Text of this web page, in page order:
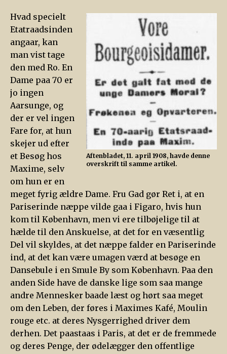
Aftenbladet, 11. april 1908, havde denne
overskrift til samme artikel.
Hvad specielt
Etatraadsinden
angaar, kan
man vist tage
den med Ro. En
Dame paa 70 er
jo ingen
Aarsunge, og
der er vel ingen
Fare for, at hun
skejer ud efter
et Besøg hos
Maxime, selv
om hun er en
meget fyrig ældre Dame. Fru Gad gør Ret i, at en
Pariserinde næppe vilde gaa i Figaro, hvis hun
kom til København, men vi ere tilbøjelige til at
hælde til den Anskuelse, at det for en væsentlig
Del vil skyldes, at det næppe falder en Pariserinde
ind, at det kan være umagen værd at besøge en
Dansebule i en Smule By som København. Paa den
anden Side have de danske lige som saa mange
andre Mennesker baade læst og hørt saa meget
om den Leben, der føres i Maximes Kafé, Moulin
rouge etc. at deres Nysgerrighed driver dem
derhen. Det paastaas i Paris, at det er de fremmede
og deres Penge, der ødelægger den offentlige